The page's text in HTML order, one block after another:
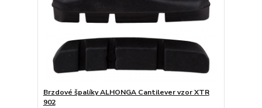
Brzdové špalíky ALHONGA Cantilever vzor XTR
902